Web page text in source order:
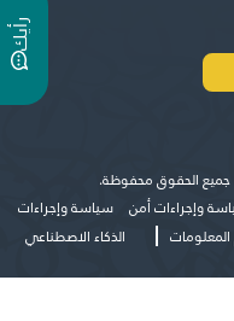
ر
أ
ي
ك
الحقوق محفوظة.
وإجراءات أمن
سياسة وإجراءات
الذكاء الاصطناعي